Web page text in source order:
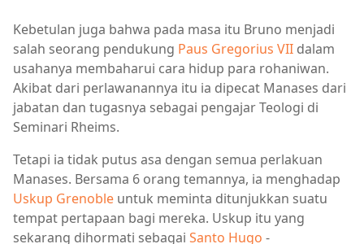
Kebetulan juga bahwa pada masa itu Bruno menjadi
salah seorang pendukung Paus Gregorius VII dalam
usahanya membaharui cara hidup para rohaniwan.
Akibat dari perlawanannya itu ia dipecat Manases dari
jabatan dan tugasnya sebagai pengajar Teologi di
Seminari Rheims.
Tetapi ia tidak putus asa dengan semua perlakuan
Manases. Bersama 6 orang temannya, ia menghadap
Uskup Grenoble untuk meminta ditunjukkan suatu
tempat pertapaan bagi mereka. Uskup itu yang
sekarang dihormati sebagai Santo Hugo -